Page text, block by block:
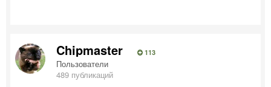
Chipmaster 113
Пользователи
489 публикаций